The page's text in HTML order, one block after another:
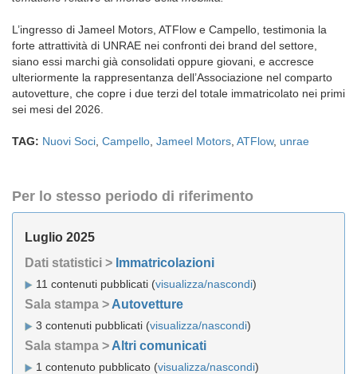
L’ingresso di Jameel Motors, ATFlow e Campello, testimonia la
forte attrattività di UNRAE nei confronti dei brand del settore,
siano essi marchi già consolidati oppure giovani, e accresce
ulteriormente la rappresentanza dell’Associazione nel comparto
autovetture, che copre i due terzi del totale immatricolato nei primi
sei mesi del 2026.
TAG: Nuovi Soci Campello Jameel Motors ATFlow, unrae
Per lo stesso periodo di riferimento
Luglio 2025
Dati statistici > Immatricolazioni
11 contenuti pubblicati (visualizza/nascondi)
Sala stampa > Autovetture
3 contenuti pubblicati (visualizza/nascondi)
Sala stampa > Altri comunicati
1 contenuto pubblicato (visualizza/nascondi)